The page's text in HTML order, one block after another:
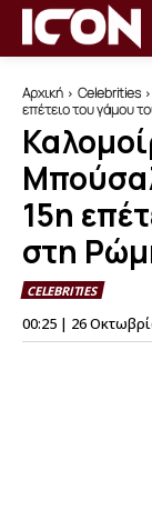
Αρχική Celebrities
επέτειο του γάμου
15η
στη
CELEBRITIES
00:25 | 26